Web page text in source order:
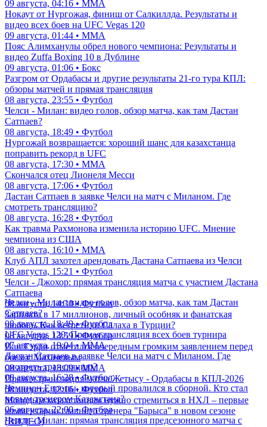
09 августа, 04:16 • ММА
Нокаут от Нургожая, финиш от Салкиллда. Результаты и
видео всех боев на UFC Vegas 120
09 августа, 01:44 • ММА
Пояс Алимханулы обрел нового чемпиона: Результаты и
видео Zuffa Boxing 10 в Дублине
09 августа, 01:06 • Бокс
Разгром от Ордабасы и другие результаты 21-го тура КПЛ:
обзоры матчей и прямая трансляция
08 августа, 23:55 • Футбол
Челси - Милан: видео голов, обзор матча, как там Дастан
Сатпаев?
08 августа, 18:49 • Футбол
Нургожай возвращается: хороший шанс для казахстанца
поправить рекорд в UFC
08 августа, 17:30 • ММА
Скончался отец Лионеля Месси
08 августа, 17:06 • Футбол
Дастан Сатпаев в заявке Челси на матч с Миланом. Где
смотреть трансляцию?
08 августа, 16:28 • Футбол
Как травма Рахмонова изменила историю UFC. Мнение
чемпиона из США
08 августа, 16:10 • ММА
Клуб АПЛ захотел арендовать Дастана Сатпаева из Челси
08 августа, 15:21 • Футбол
Челси - Джохор: прямая трансляция матча с участием Дастана
Сатпаева
08 августа, 14:30 • Футбол
Зарплата в 17 миллионов, личный особняк и фанатская
любовь. Как встретили Салаха в Турции?
08 августа, 13:59 • Футбол
Иан Гэрри отметился очередным громким заявлением перед
боем с Махачевым
08 августа, 13:09 • ММА
Прямая трансляция матча Жетысу - Ордабасы в КПЛ-2026
08 августа, 12:16 • Футбол
Молодым казахстанцам нужно стремиться в НХЛ – первые
комментарии главного тренера "Барыса" в новом сезоне
(ВИДЕО)
Челси - Милан: видео голов, обзор матча, как там Дастан
Сатпаев?
08 августа, 18:49 • Футбол
UFC Vegas 120: Прямая трансляция всех боев турнира
07 августа, 19:04 • ММА
Дастан Сатпаев в заявке Челси на матч с Миланом. Где
смотреть трансляцию?
08 августа, 16:28 • Футбол
Чемпион Европы, который провалился в сборной. Кто стал
новым тренером Казахстана?
06 августа, 22:00 • Футбол
Челси - Милан: прямая трансляция предсезонного матча с